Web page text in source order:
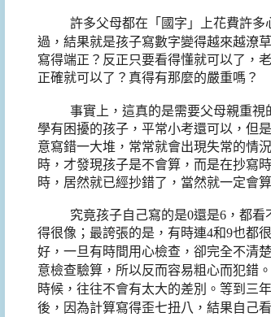
許多父母都在「國字」上花費許
過，結果就是孩子寫數字變得越來越潦草
寫得端正？反正只要看得懂就可以了，
正確就可以了？真得有那麼的嚴重嗎？
事實上， 這真的是需要父母親重視
學有困擾的孩子，平常小考還可以，但
意寫錯一大堆，常常就會出現失常的情
時，才發現孩子是不會算，而是在抄寫
時，居然就已經抄錯了，當然就一定會
究竟孩子自己寫的是0還是6 ，都看
得很像；最誇張的是，有時連4和9也都
好，一旦有時間用心檢查， 卻完全不清
意檢查驗算 ，所以反而容易粗心而犯錯
時候，往往不會有太大的差別。等到三年
後 ，因為計算寫得歪七扭八，結果自己